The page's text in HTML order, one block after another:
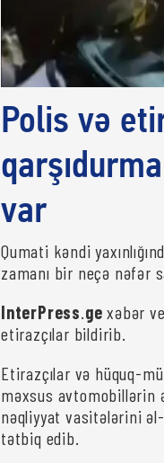
Polis və
var
Qumati kəndi
zamanı bir neçə nəfər
InterPress.ge xəbər
etirazçılar bildirib.
Etirazçılar və hüquq-
məxsus avtomobillərin
nəqliyyat vasitələrini əl-
tətbiq edib.